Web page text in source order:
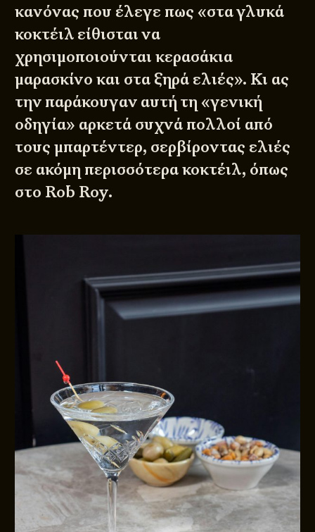
κανόνας που έλεγε πως «στα γλυκά
κοκτέιλ είθισται να
χρησιμοποιούνται κερασάκια
μαρασκίνο και στα ξηρά ελιές». Κι ας
την παράκουγαν αυτή τη «γενική
οδηγία» αρκετά συχνά πολλοί από
τους μπαρτέντερ, σερβίροντας ελιές
σε ακόμη περισσότερα κοκτέιλ, όπως
στο Rob Roy.